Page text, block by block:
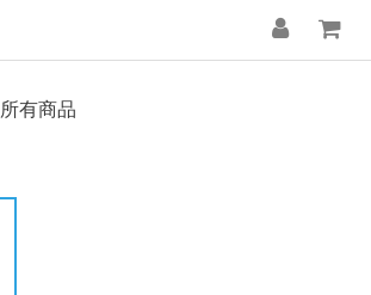
所有商品